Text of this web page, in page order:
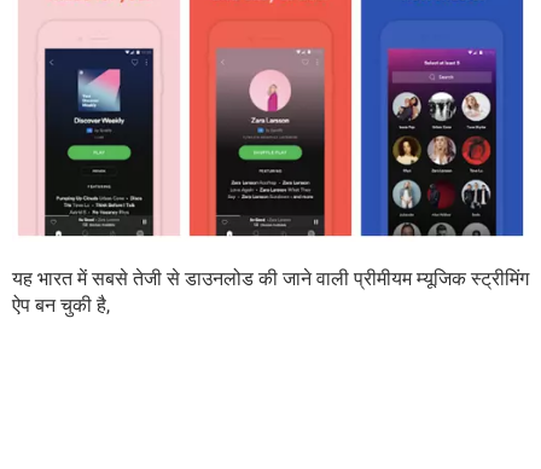
यह भारत में सबसे तेजी से डाउनलोड की जाने वाली प्रीमीयम म्यूजिक स्ट्रीमिंग
ऐप बन चुकी है,